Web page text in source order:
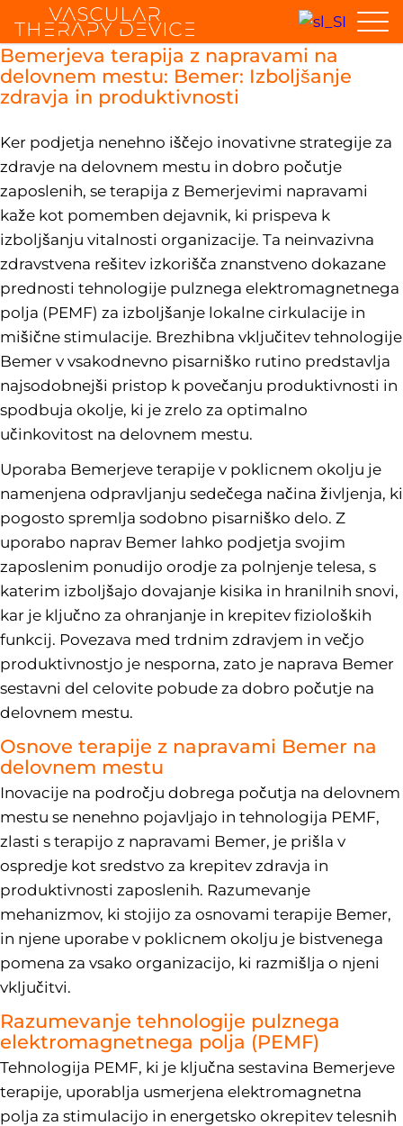
Bemerjeva terapija z napravami na
delovnem mestu: Bemer: Izboljšanje
zdravja in produktivnosti
Ker podjetja nenehno iščejo inovativne strategije za
zdravje na delovnem mestu in dobro počutje
zaposlenih, se terapija z Bemerjevimi napravami
kaže kot pomemben dejavnik, ki prispeva k
izboljšanju vitalnosti organizacije. Ta neinvazivna
zdravstvena rešitev izkorišča znanstveno dokazane
prednosti tehnologije pulznega elektromagnetnega
polja (PEMF) za izboljšanje lokalne cirkulacije in
mišične stimulacije. Brezhibna vključitev tehnologije
Bemer v vsakodnevno pisarniško rutino predstavlja
najsodobnejši pristop k povečanju produktivnosti in
spodbuja okolje, ki je zrelo za optimalno
učinkovitost na delovnem mestu.
Uporaba Bemerjeve terapije v poklicnem okolju je
namenjena odpravljanju sedečega načina življenja, ki
pogosto spremlja sodobno pisarniško delo. Z
uporabo naprav Bemer lahko podjetja svojim
zaposlenim ponudijo orodje za polnjenje telesa, s
katerim izboljšajo dovajanje kisika in hranilnih snovi,
kar je ključno za ohranjanje in krepitev fizioloških
funkcij. Povezava med trdnim zdravjem in večjo
produktivnostjo je nesporna, zato je naprava Bemer
sestavni del celovite pobude za dobro počutje na
delovnem mestu.
Osnove terapije z napravami Bemer na
delovnem mestu
Inovacije na področju dobrega počutja na delovnem
mestu se nenehno pojavljajo in tehnologija PEMF,
zlasti s terapijo z napravami Bemer, je prišla v
ospredje kot sredstvo za krepitev zdravja in
produktivnosti zaposlenih. Razumevanje
mehanizmov, ki stojijo za osnovami terapije Bemer,
in njene uporabe v poklicnem okolju je bistvenega
pomena za vsako organizacijo, ki razmišlja o njeni
vključitvi.
Razumevanje tehnologije pulznega
elektromagnetnega polja (PEMF)
Tehnologija PEMF, ki je ključna sestavina Bemerjeve
terapije, uporablja usmerjena elektromagnetna
polja za stimulacijo in energetsko okrepitev telesnih